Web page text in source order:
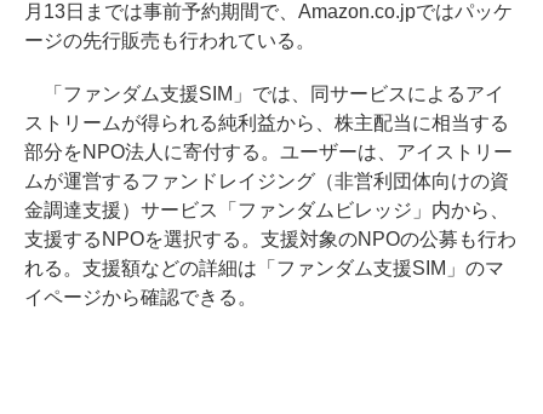
月13日までは事前予約期間で、Amazon.co.jpではパッケ
ージの先行販売も行われている。
「ファンダム支援SIM」では、同サービスによるアイ
ストリームが得られる純利益から、株主配当に相当する
部分をNPO法人に寄付する。ユーザーは、アイストリー
ムが運営するファンドレイジング（非営利団体向けの資
金調達支援）サービス「ファンダムビレッジ」内から、
支援するNPOを選択する。支援対象のNPOの公募も行わ
れる。支援額などの詳細は「ファンダム支援SIM」のマ
イページから確認できる。